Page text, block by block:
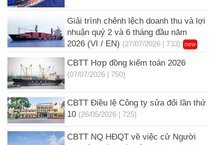
Giải trình chênh lệch doanh thu và lợi
nhuận quý 2 và 6 tháng đầu năm
2026 (VI / EN) (27/07/2026 | 733) new
CBTT Hợp đồng kiểm toán 2026
(07/07/2026 | 750)
CBTT Điều lệ Công ty sửa đổi lần thứ
10 (26/05/2026 | 725)
CBTT NQ HĐQT về việc cử Người